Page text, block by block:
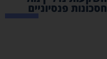
חסכונות פנסיוניים